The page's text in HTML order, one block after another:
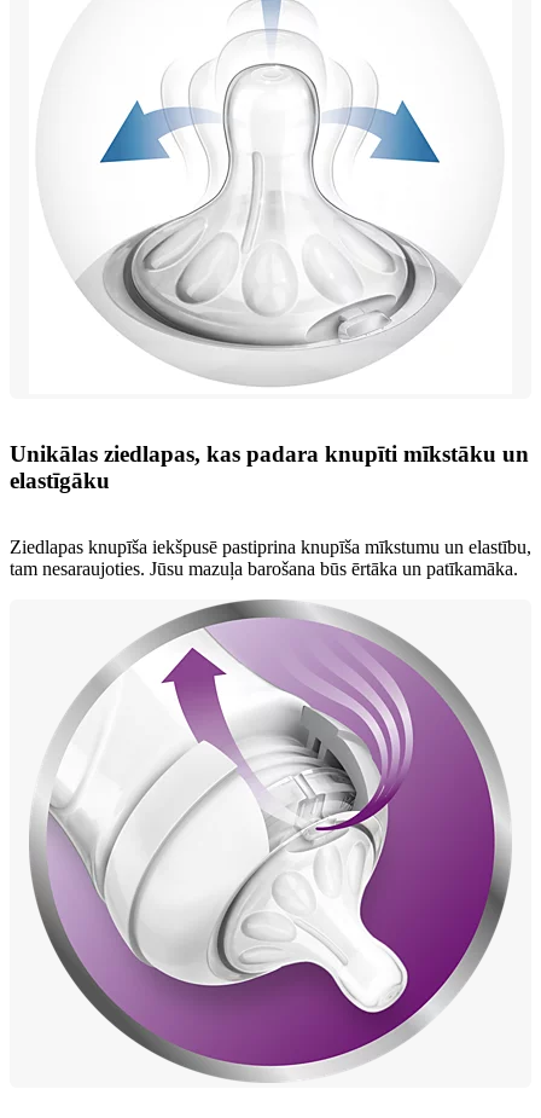
Unikālas ziedlapas, kas padara knupīti mīkstāku un
elastīgāku
Ziedlapas knupīša iekšpusē pastiprina knupīša mīkstumu un elastību,
tam nesaraujoties. Jūsu mazuļa barošana būs ērtāka un patīkamāka.